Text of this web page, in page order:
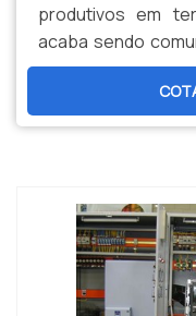
produtivos em
acaba sendo
delas demande o
Aliás, é
surge a – alta –
MOTORESNo que
de rebobinamento